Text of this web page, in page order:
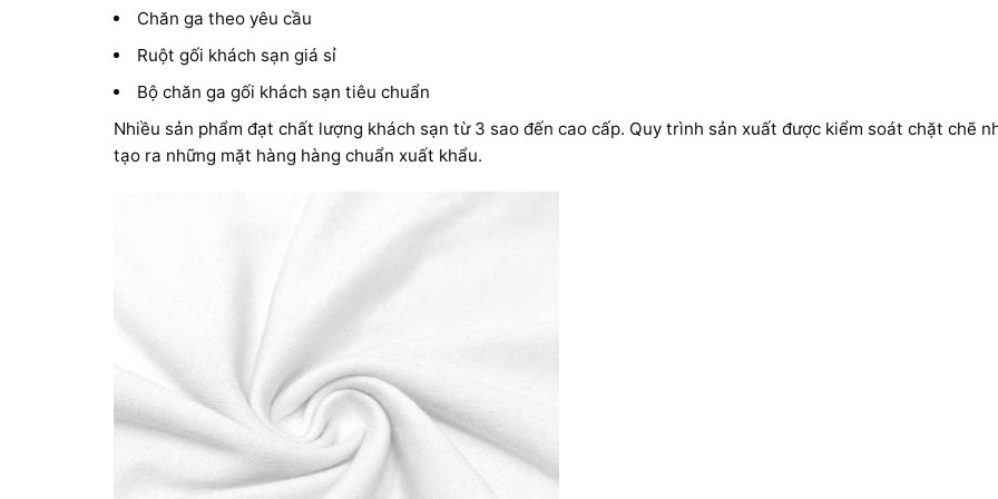
Chăn ga theo yêu cầu
Ruột gối khách sạn giá sỉ
Bộ chăn ga gối khách sạn tiêu chuẩn
Nhiều sản phẩm đạt chất lượng khách sạn từ 3 sao đến cao cấp. Quy trình sản xuất được kiểm soát chặt chẽ
tạo ra những mặt hàng hàng chuẩn xuất khẩu.